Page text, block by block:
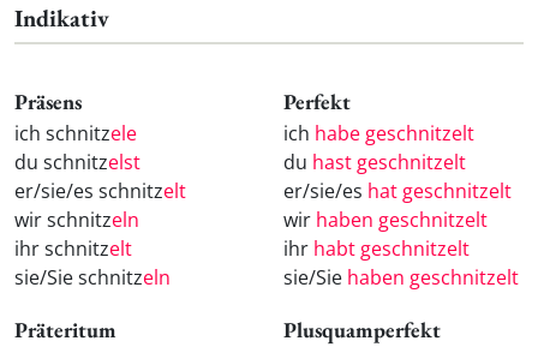
Indikativ
Präsens
ich schnitzele
du schnitzelst
er/sie/es schnitzelt
wir schnitzeln
ihr schnitzelt
sie/Sie schnitzeln
Perfekt
ich habe geschnitzelt
du hast geschnitzelt
er/sie/es hat geschnitzelt
wir haben geschnitzelt
ihr habt geschnitzelt
sie/Sie haben geschnitzelt
Präteritum Plusquamperfekt